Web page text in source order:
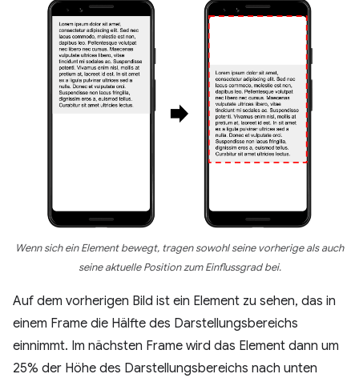
Wenn sich ein Element bewegt, tragen sowohl seine vorherige als auch
seine aktuelle Position zum Einflussgrad bei.
Auf dem vorherigen Bild ist ein Element zu sehen, das in
einem Frame die Hälfte des Darstellungsbereichs
einnimmt. Im nächsten Frame wird das Element dann um
25% der Höhe des Darstellungsbereichs nach unten